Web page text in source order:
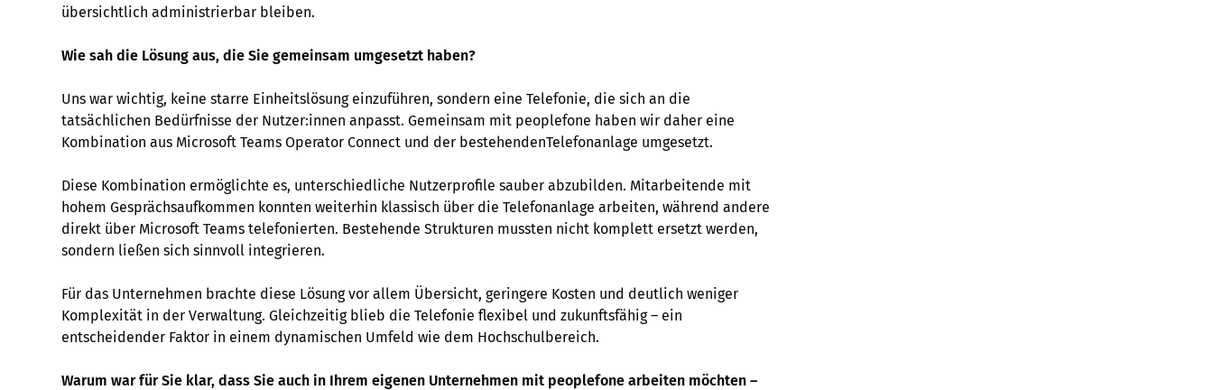
übersichtlich administrierbar bleiben.
Wie sah die Lösung aus, die Sie gemeinsam umgesetzt haben?
Uns war wichtig, keine starre Einheitslösung einzuführen, sondern eine Telefonie, die sich an die
tatsächlichen Bedürfnisse der Nutzer:innen anpasst. Gemeinsam mit peoplefone haben wir daher eine
Kombination aus Microsoft Teams Operator Connect und der bestehendenTelefonanlage umgesetzt.
Diese Kombination ermöglichte es, unterschiedliche Nutzerprofile sauber abzubilden. Mitarbeitende mit
hohem Gesprächsaufkommen konnten weiterhin klassisch über die Telefonanlage arbeiten, während andere
direkt über Microsoft Teams telefonierten. Bestehende Strukturen mussten nicht komplett ersetzt werden,
sondern ließen sich sinnvoll integrieren.
Für das Unternehmen brachte diese Lösung vor allem Übersicht, geringere Kosten und deutlich weniger
Komplexität in der Verwaltung. Gleichzeitig blieb die Telefonie flexibel und zukunftsfähig – ein
entscheidender Faktor in einem dynamischen Umfeld wie dem Hochschulbereich.
Warum war für Sie klar, dass Sie auch in Ihrem eigenen Unternehmen mit peoplefone arbeiten möchten –